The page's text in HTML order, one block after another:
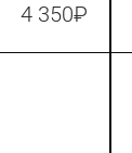
4 350₽